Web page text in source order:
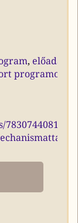
,előadás
programok